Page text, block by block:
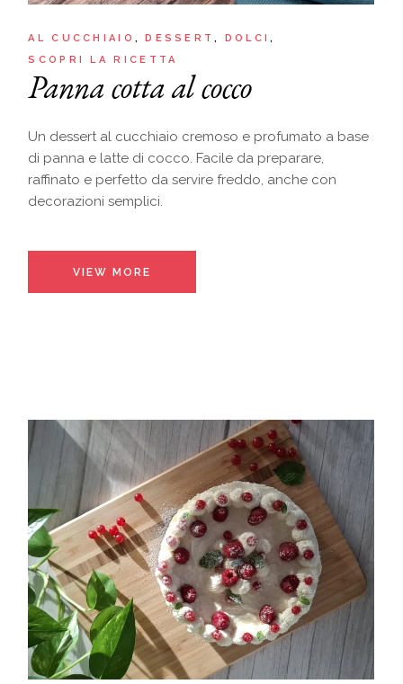
AL CUCCHIAIO DESSERT
DOLCI
SCOPRI LA RICETTA
Panna cotta al cocco
Un dessert al cucchiaio cremoso e profumato a base
di panna e latte di cocco. Facile da preparare,
raffinato e perfetto da servire freddo, anche con
decorazioni semplici.
VIEW MORE